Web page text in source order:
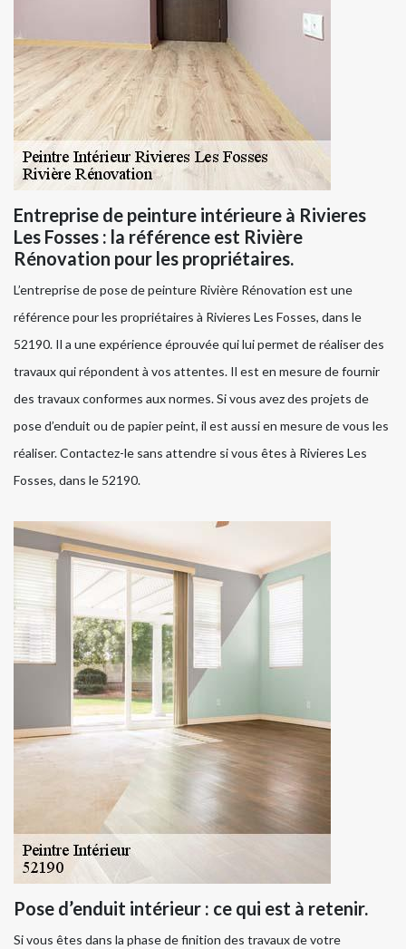
Entreprise de peinture intérieure à Rivieres
Les Fosses : la référence est Rivière
Rénovation pour les propriétaires.
L’entreprise de pose de peinture Rivière Rénovation est une
référence pour les propriétaires à Rivieres Les Fosses, dans le
52190. Il a une expérience éprouvée qui lui permet de réaliser des
travaux qui répondent à vos attentes. Il est en mesure de fournir
des travaux conformes aux normes. Si vous avez des projets de
pose d’enduit ou de papier peint, il est aussi en mesure de vous les
réaliser. Contactez-le sans attendre si vous êtes à Rivieres Les
Fosses, dans le 52190.
Pose d’enduit intérieur : ce qui est à retenir.
Si vous êtes dans la phase de finition des travaux de votre